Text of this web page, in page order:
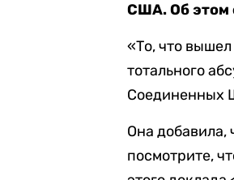
США. Об этом
«То, что
тотального
Соединенных
Она добавила,
посмотрите,